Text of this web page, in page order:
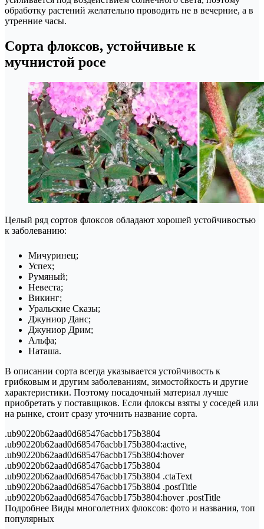
обработку растений желательно проводить не в вечерние, а в
утренние часы.
Сорта флоксов, устойчивые к
мучнистой росе
Целый ряд сортов флоксов обладают хорошей устойчивостью
к заболеванию:
Мичуринец;
Успех;
Румяный;
Невеста;
Викинг;
Уральские Сказы;
Джуниор Данс;
Джуниор Дрим;
Альфа;
Наташа.
В описании сорта всегда указывается устойчивость к
грибковым и другим заболеваниям, зимостойкость и другие
характеристики. Поэтому посадочный материал лучше
приобретать у поставщиков. Если флоксы взяты у соседей или
на рынке, стоит сразу уточнить название сорта.
.ub90220b62aad0d685476acbb175b3804
.ub90220b62aad0d685476acbb175b3804:active,
.ub90220b62aad0d685476acbb175b3804:hover
.ub90220b62aad0d685476acbb175b3804
.ub90220b62aad0d685476acbb175b3804 .ctaText
.ub90220b62aad0d685476acbb175b3804 .postTitle
.ub90220b62aad0d685476acbb175b3804:hover .postTitle
Подробнее Виды многолетних флоксов: фото и названия, топ
популярных